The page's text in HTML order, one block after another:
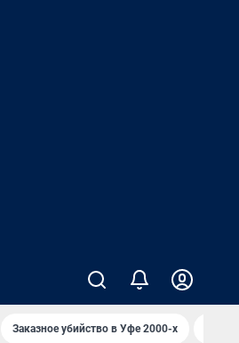
Заказное убийство в Уфе 2000-х